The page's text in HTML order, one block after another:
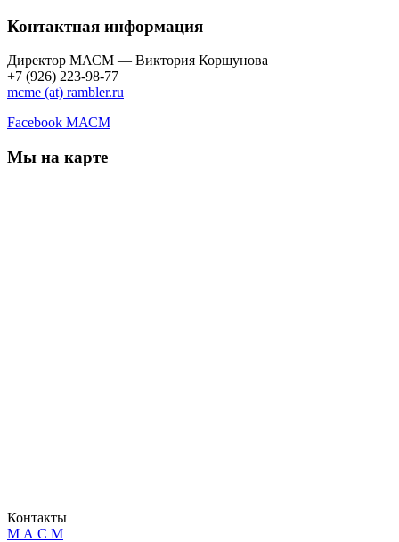
Контактная информация
Директор МАСМ — Виктория Коршунова
+7 (926) 223-98-77
mcme (at) rambler.ru
Facebook МАСМ
Мы на карте
Контакты
М А С М